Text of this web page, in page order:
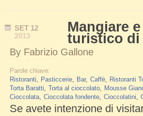
SET 12
2013
Mangiare
turistico di
By Fabrizio Gallone
Parole chiave:
Ristoranti
Pasticcerie Bar Caffè Ristoranti
Torta Baratti
Torta al cioccolato Mousse
Cioccolata Cioccolata fondente Cioccolatini
Se avete intenzione di